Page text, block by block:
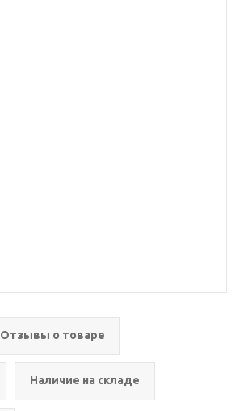
Отзывы о товаре
Наличие на складе